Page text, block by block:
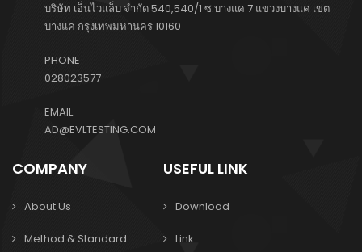
บริษัท เอ็นไวแล็บ จำกัด 540,540/1 ซ.บางแค 7 แขวงบางแค เขต
บางแค กรุงเทพมหานคร 10160
PHONE
028023577
EMAIL
AD@EVLTESTING.COM
COMPANY
About Us
Method & Standard
USEFUL LINK
Download
Link